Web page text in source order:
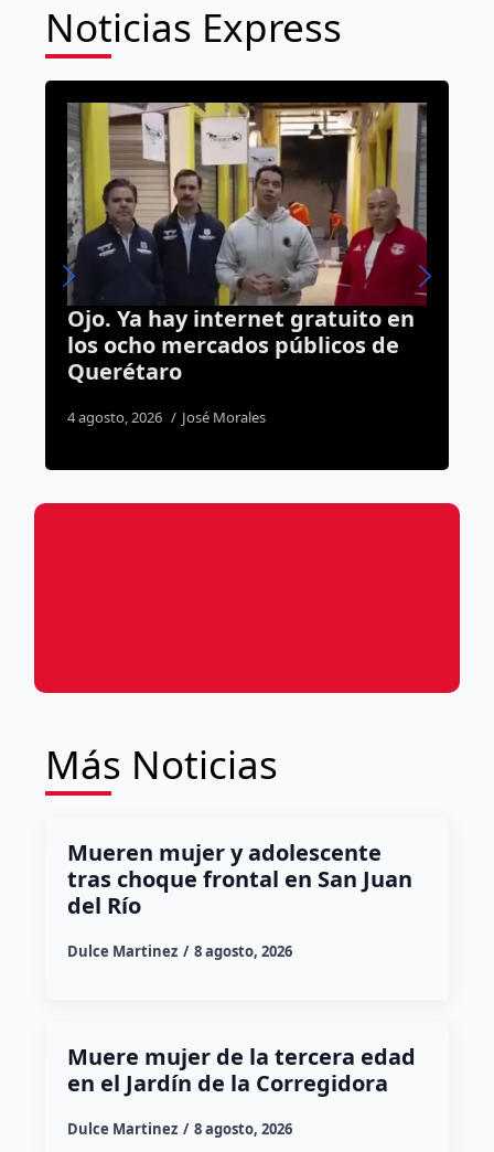
Noticias Express
Gestiona Agustín Dorantes
regularización de 12
asentamientos irregulares en la
Más Noticias
Mueren mujer y adolescente
tras choque frontal en San Juan
del Río
Dulce Martinez 8 agosto, 2026
Muere mujer de la tercera edad
en el Jardín de la Corregidora
Dulce Martinez 8 agosto, 2026